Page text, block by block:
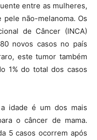
entre as mulheres,
não-melanoma. Os
de Câncer (INCA)
novos casos no país
este tumor também
1% do total dos casos
idade é um dos mais
o câncer de mama.
5 casos ocorrem após